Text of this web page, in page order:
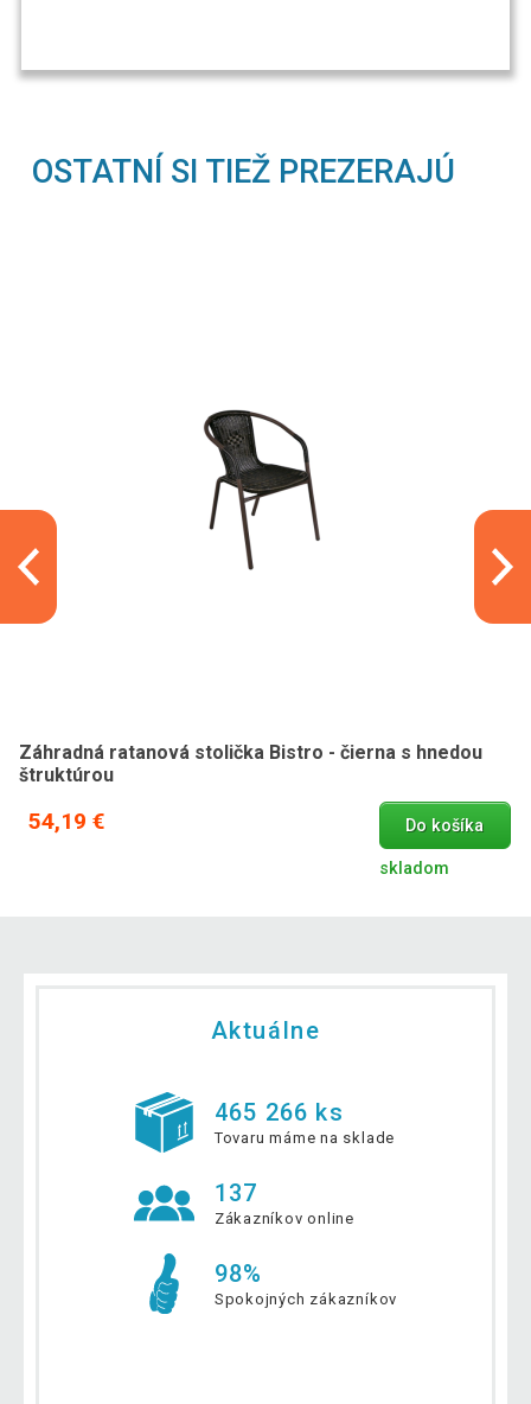
OSTATNÍ SI TIEŽ PREZERAJÚ
Záhradná ratanová stolička Bistro - čierna s hnedou
štruktúrou
54,19 € Do košíka
skladom
Aktuálne
465 266 ks
Tovaru máme na sklade
137
Zákazníkov online
98%
Spokojných zákazníkov